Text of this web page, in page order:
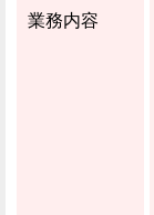
業務内容